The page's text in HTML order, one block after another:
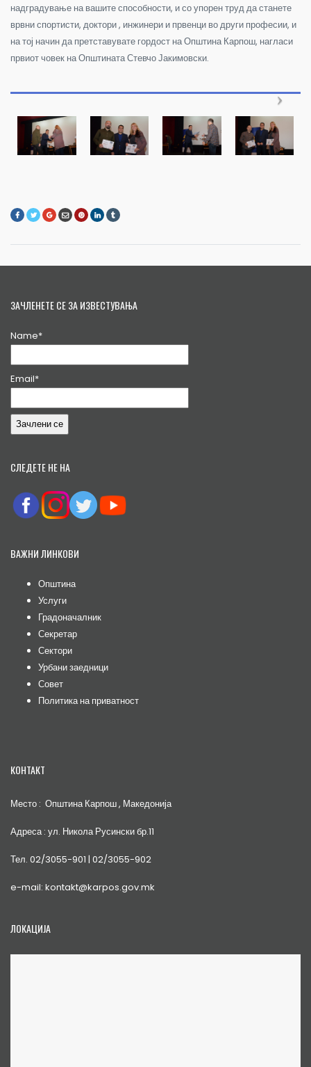
надградување на вашите способности, и со упорен труд да станете
врвни спортисти, доктори , инжинери и првенци во други професии, и
на тој начин да претставувате гордост на Општина Карпош, нагласи
првиот човек на Општината Стевчо Јакимовски.
ЗАЧЛЕНЕТЕ СЕ ЗА ИЗВЕСТУВАЊА
Name*
Email*
СЛЕДЕТЕ НЕ НА
ВАЖНИ ЛИНКОВИ
Општина
Услуги
Градоначалник
Секретар
Сектори
Урбани заедници
Совет
Политика на приватност
КОНТАКТ
Место : Општина Карпош , Македонија
Адреса : ул. Никола Русински бр.11
Тел. 02/3055-901 | 02/3055-902
e-mail: kontakt@karpos.gov.mk
ЛОКАЦИЈА